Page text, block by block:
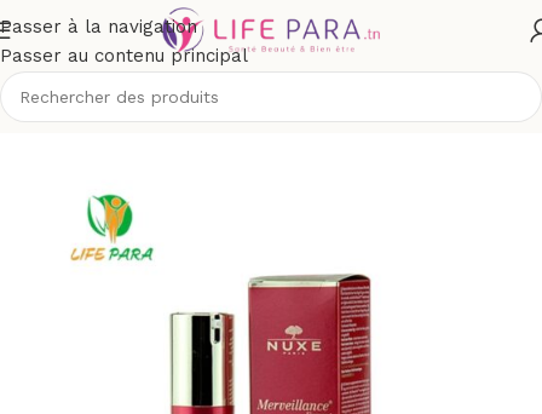
Passer à la navigation
Passer au contenu principal
/Visage/Soins anti-âge et anti-rides/Rides installées